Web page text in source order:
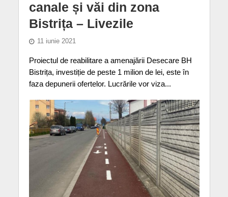
canale și văi din zona
Bistrița – Livezile
11 iunie 2021
Proiectul de reabilitare a amenajării Desecare BH
Bistrița, investiție de peste 1 milion de lei, este în
faza depunerii ofertelor. Lucrările vor viza...